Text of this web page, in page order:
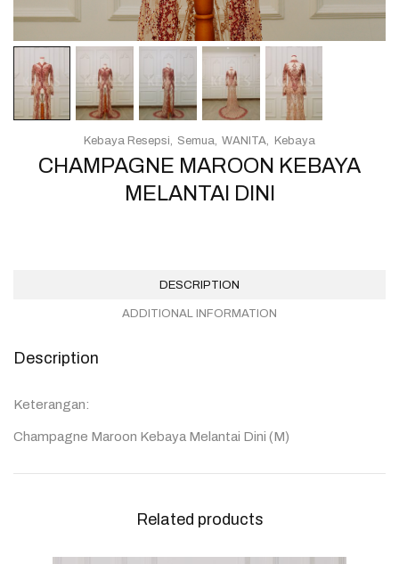
CHAMPAGNE MAROON KEBAYA
MELANTAI DINI
Kebaya Resepsi Semua WANITA Kebaya
DESCRIPTION
ADDITIONAL INFORMATION
Description
Keterangan:
Champagne Maroon Kebaya Melantai Dini (M)
Related products